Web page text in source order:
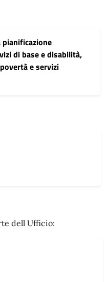
pianificazione
di base e disabilità,
e servizi
dell Ufficio: